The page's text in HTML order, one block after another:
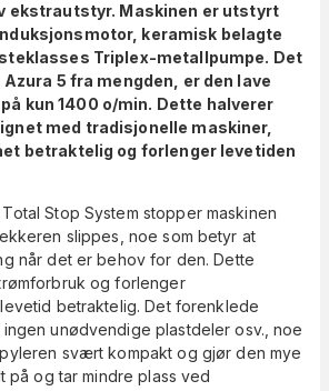
ekstrautstyr. Maskinen er utstyrt
keramisk belagte
Triplex-metallpumpe. Det
5 fra mengden, er den lave
kun 1400 o/min. Dette halverer
med tradisjonelle maskiner,
betraktelig og forlenger levetiden
Stop System stopper maskinen
slippes, noe som betyr at
når det er behov for den. Dette
og forlenger
betraktelig. Det forenklede
unødvendige plastdeler osv., noe
svært kompakt og gjør den mye
på og tar mindre plass ved